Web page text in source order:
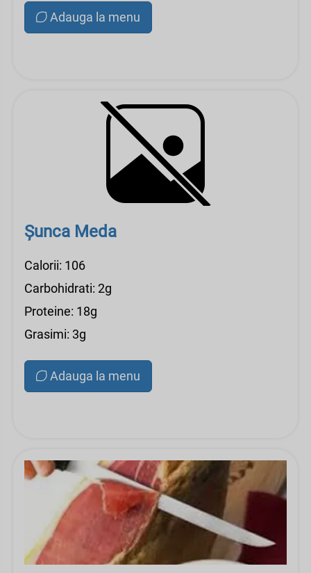
Adauga la menu
Șunca Meda
Calorii: 106
Carbohidrati: 2g
Proteine: 18g
Grasimi: 3g
Adauga la menu